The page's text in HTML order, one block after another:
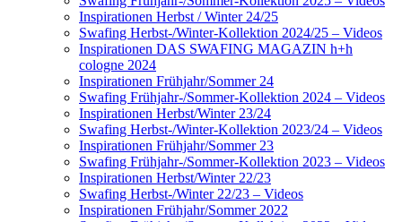
Inspirationen Herbst / Winter 24/25
Swafing Herbst-/Winter-Kollektion 2024/25 – Videos
Inspirationen DAS SWAFING MAGAZIN h+h
cologne 2024
Inspirationen Frühjahr/Sommer 24
Swafing Frühjahr-/Sommer-Kollektion 2024 – Videos
Inspirationen Herbst/Winter 23/24
Swafing Herbst-/Winter-Kollektion 2023/24 – Videos
Inspirationen Frühjahr/Sommer 23
Swafing Frühjahr-/Sommer-Kollektion 2023 – Videos
Inspirationen Herbst/Winter 22/23
Swafing Herbst-/Winter 22/23 – Videos
Inspirationen Frühjahr/Sommer 2022